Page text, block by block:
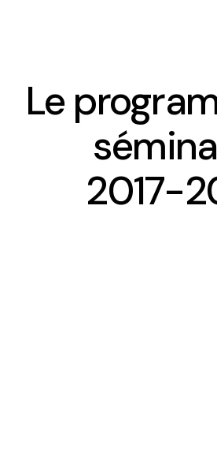
Présentation
Contact et accueil
Le
2017-